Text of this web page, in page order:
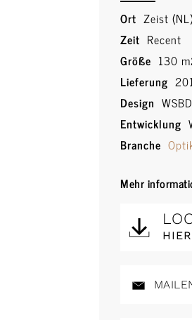
Ort Zeist
Zeit Recent
Größe 130
Lieferung
Design
Entwicklung
Branche
Mehr